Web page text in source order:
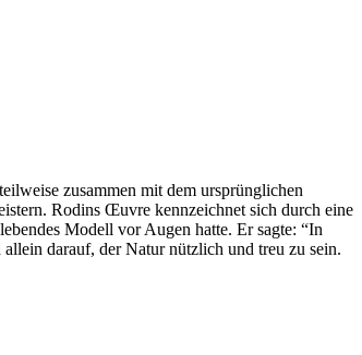
zusammen mit dem ursprünglichen
Rodins Œuvre kennzeichnet sich durch eine
Modell vor Augen hatte. Er sagte: “In
darauf, der Natur nützlich und treu zu sein.